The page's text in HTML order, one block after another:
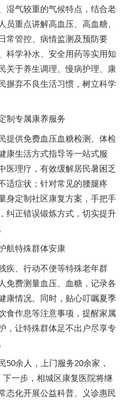
湿气较重的气候特点，结合老
员重点讲解高血压、高血糖、
常管控、病情监测及预防要
科学补水、安全用药等实用知
关于养生调理、慢病护理、康
摒弃不良生活习惯，树立科学
制专属康养服务
提供免费血压血糖检测、体检
康生活方式指导等一站式服
医理疗，有效缓解居民暑困乏
适症状；针对常见的腰腿疼
身定制社区康复方案，手把手
纠正错误锻炼方式，切实提升
航特殊群体安康
疾、行动不便等特殊老年群
免费测量血压、血糖，记录各
康情况。同时，贴心叮嘱夏季
食作息等注意事项，提醒家属
，让特殊群体足不出户尽享专
50余人，上门服务20余家，
一步，相城区康复医院将继
态化开展公益科普、义诊惠民